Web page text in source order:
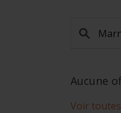
Aucune
Voir